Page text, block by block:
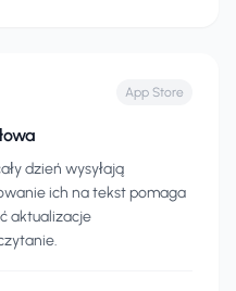
App Store
dzień wysyłają
ich na tekst pomaga
aktualizacje